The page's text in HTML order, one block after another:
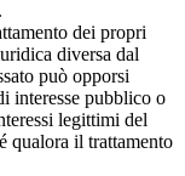
dei propri
diversa dal
può opporsi
interesse pubblico o
legittimi del
qualora il trattamento